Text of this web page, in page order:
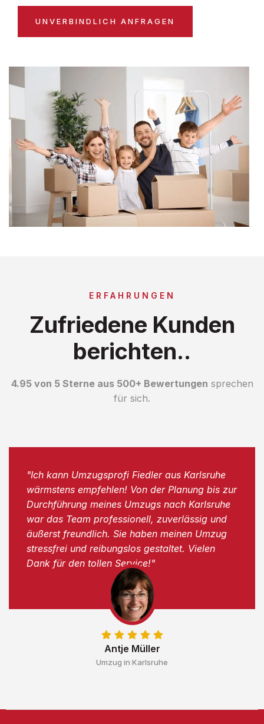
UNVERBINDLICH ANFRAGEN
ERFAHRUNGEN
Zufriedene Kunden
berichten..
4.95 von 5 Sterne aus 500+ Bewertungen sprechen
für sich.
Antje Müller
Umzug in Karlsruhe
"Ich kann Umzugsprofi Fiedler aus Karlsruhe
wärmstens empfehlen! Von der Planung bis zur
Durchführung meines Umzugs nach Karlsruhe
war das Team professionell, zuverlässig und
äußerst freundlich. Sie haben meinen Umzug
stressfrei und reibungslos gestaltet. Vielen
Dank für den tollen Service!"